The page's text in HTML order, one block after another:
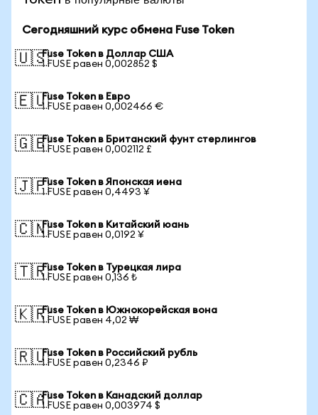
Сегодняшний курс обмена Fuse Token
🇺🇸Fuse Token в Доллар США
1 FUSE равен 0,002852 $
🇪🇺Fuse Token в Евро
1 FUSE равен 0,002466 €
🇬🇧Fuse Token в Британский фунт стерлингов
1 FUSE равен 0,002112 £
🇯🇵Fuse Token в Японская иена
1 FUSE равен 0,4493 ¥
🇨🇳Fuse Token в Китайский юань
1 FUSE равен 0,0192 ¥
🇹🇷Fuse Token в Турецкая лира
1 FUSE равен 0,136 ₺
🇰🇷Fuse Token в Южнокорейская вона
1 FUSE равен 4,02 ₩
🇷🇺Fuse Token в Российский рубль
1 FUSE равен 0,2346 ₽
🇨🇦Fuse Token в Канадский доллар
1 FUSE равен 0,003974 $